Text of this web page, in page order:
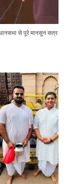
से पूरे मानसून सत्र